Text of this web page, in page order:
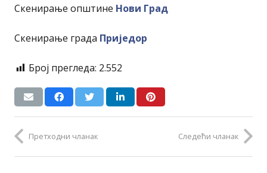
Скенирање општине Нови Град
Скенирање града Приједор
Број прегледа: 2.552
Претходни чланак Следећи чланак